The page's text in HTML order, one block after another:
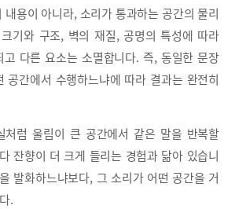
내용이 아니라, 소리가 통과하는 공간의 물리
기와 구조, 벽의 재질, 공명의 특성에 따라
다른 요소는 소멸합니다. 즉, 동일한 문장
공간에서 수행하느냐에 따라 결과는 완전히
처럼 울림이 큰 공간에서 같은 말을 반복할
잔향이 더 크게 들리는 경험과 닮아 있습니
발화하느냐보다, 그 소리가 어떤 공간을 거
.